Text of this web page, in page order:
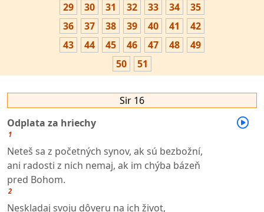
29
30 31 32 33 34
35
36
37 38 39 40 41
42
43
44 45 46 47 48
49
50
51
Sir 16
Odplata za hriechy
1
Neteš sa z početných synov, ak sú bezbožní,
ani radosti z nich nemaj, ak im chýba bázeň
pred Bohom.
2
Neskladaj svoju dôveru na ich život,